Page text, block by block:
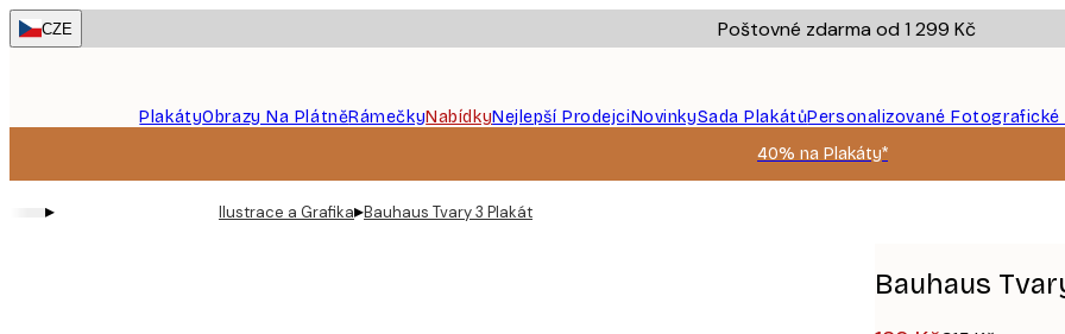
Skip
to
CZE Poštovné zdarma od 1 299 Kč
PlakátyObrazy Na PlátněRámečkyNabídkyNejlepší ProdejciNovinkySada PlakátůPersonalizované Fotografické
40% na Plakáty*
▸ Ilustrace a Grafika▸Bauhaus Tvary 3 Plakát
Bauhaus